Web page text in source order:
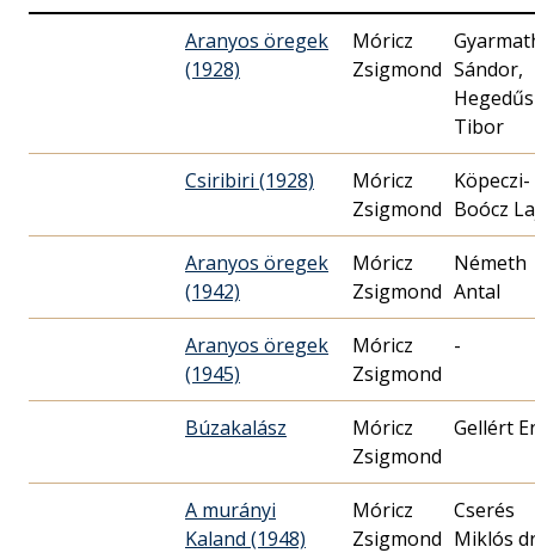
Aranyos öregek
(1928)
Móricz
Zsigmond Sándor,
Hegedűs
Tibor
Csiribiri (1928)
Móricz
Zsigmond
Köpeczi-
Boócz
Aranyos öregek
(1942)
Móricz
Zsigmond
Németh
Antal
Aranyos öregek
(1945)
Móricz
Zsigmond
-
Búzakalász
Móricz
Zsigmond
Gellért
A murányi
Kaland (1948)
Móricz
Zsigmond
Cserés
Miklós